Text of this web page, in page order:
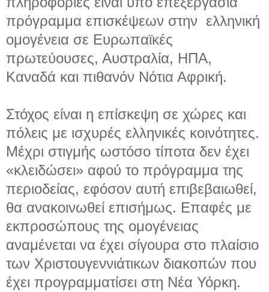
πρόγραμμα επισκέψεων στην ελληνική
ομογένεια σε Ευρωπαϊκές
πρωτεύουσες, Αυστραλία, ΗΠΑ,
Καναδά και πιθανόν Νότια Αφρική.
Στόχος είναι η επίσκεψη σε χώρες και
πόλεις με ισχυρές ελληνικές κοινότητες.
Μέχρι στιγμής ωστόσο τίποτα δεν έχει
«κλειδώσει» αφού το πρόγραμμα της
περιοδείας, εφόσον αυτή επιβεβαιωθεί,
θα ανακοινωθεί επισήμως. Επαφές με
εκπροσώπους της ομογένειας
αναμένεται να έχει σίγουρα στο πλαίσιο
των Χριστουγεννιάτικων διακοπών που
έχει προγραμματίσει στη Νέα Υόρκη.